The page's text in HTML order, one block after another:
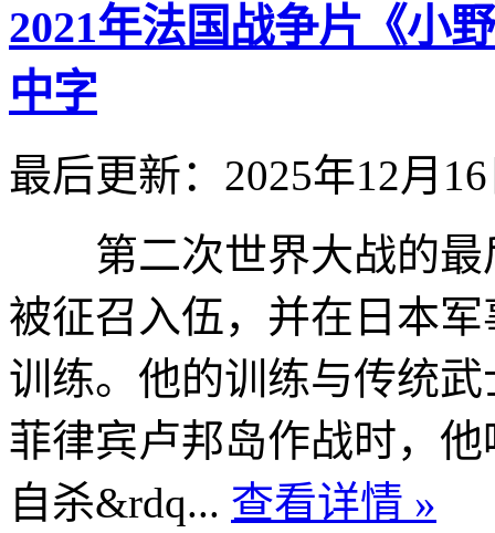
2021年法国战争片《小
中字
最后更新：2025年12月
第二次世界大战的最
被征召入伍，并在日本
训练。他的训练与传统
菲律宾卢邦岛作战时，
自杀&rdq... 查看详情 »